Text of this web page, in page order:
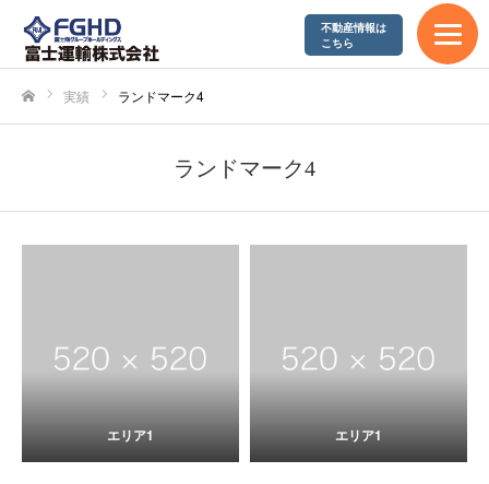
実績 ランドマーク4
ランドマーク4
エリア1 エリア1
不動産情報は
こちら